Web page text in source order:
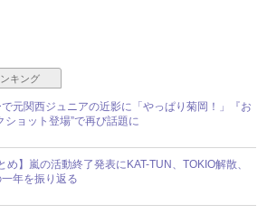
キング
元関西ジュニアの近影に「やっぱり菊岡！」『お
ショット登場”で再び話題に
め】嵐の活動終了発表にKAT-TUN、TOKIO解散、
年を振り返る